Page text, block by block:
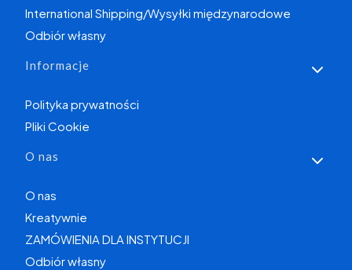
International Shipping/Wysyłki międzynarodowe
Odbiór własny
Informacje
Polityka prywatności
Pliki Cookie
O nas
O nas
Kreatywnie
ZAMÓWIENIA DLA INSTYTUCJI
Odbiór własny